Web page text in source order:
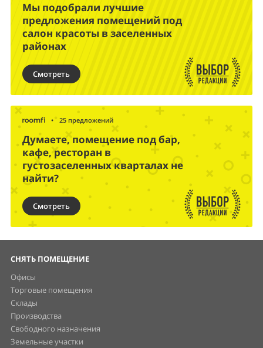
Мы подобрали лучшие
предложения помещений под
салон красоты в заселенных
районах
Смотреть
• 25 предложений
Думаете, помещение под бар,
кафе, ресторан в
густозаселенных кварталах не
найти?
Смотреть
СНЯТЬ ПОМЕЩЕНИЕ
Офисы
Торговые помещения
Склады
Производства
Свободного назначения
Земельные участки